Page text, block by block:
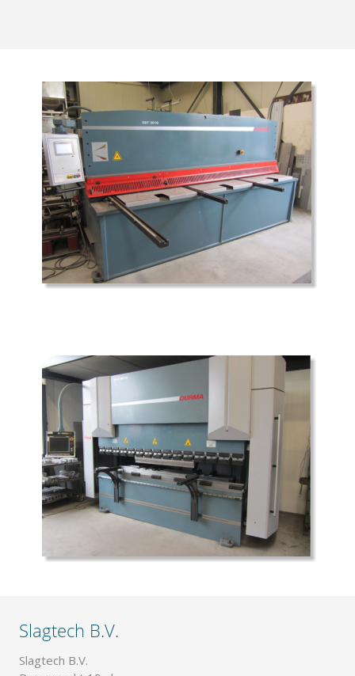
Slagtech B.V.
Slagtech B.V.